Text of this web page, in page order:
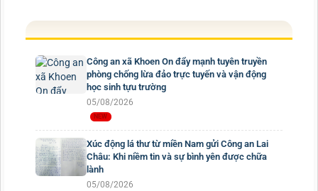
Công an xã Khoen On đẩy mạnh tuyên truyền
phòng chống lừa đảo trực tuyến và vận động
học sinh tựu trường
05/08/2026
Xúc động lá thư từ miền Nam gửi Công an Lai
Châu: Khi niềm tin và sự bình yên được chữa
lành
05/08/2026